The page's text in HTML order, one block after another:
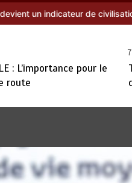
RODRI AU BARÇA PLUTOT
: L’importance pour le
route